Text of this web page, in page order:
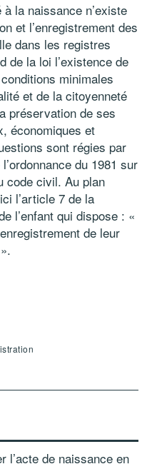
la naissance n’existe
et l’enregistrement des
dans les registres
de la loi l’existence de
minimales
et de la citoyenneté
préservation de ses
économiques et
sont régies par
du 1981 sur
code civil. Au plan
l’article 7 de la
l’enfant qui dispose : «
de leur
l’acte de naissance en